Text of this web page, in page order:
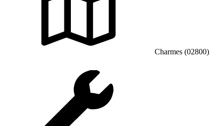
Charmes (02800)